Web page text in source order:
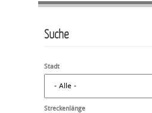
Suche
Stadt
Streckenlänge